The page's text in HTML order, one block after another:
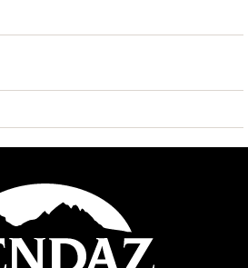
proposés à la location